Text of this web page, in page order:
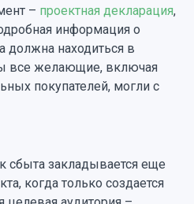
– проектная декларация,
информация о
должна находиться в
все желающие, включая
покупателей, могли с
сбыта закладывается еще
когда только создается